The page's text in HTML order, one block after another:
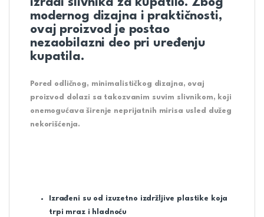
izradi slivnika za kupatilo. Zbog
modernog dizajna i praktičnosti,
ovaj proizvod je postao
nezaobilazni deo pri uređenju
kupatila.
Pored odličnog, minimalističkog dizajna, ovaj
proizvod dolazi sa takozvanim suvim slivnikom, koji
onemogućava širenje neprijatnih mirisa usled dužeg
nekorišćenja.
Izrađeni su od izuzetno izdržljive plastike koja
trpi mraz i hladnoću